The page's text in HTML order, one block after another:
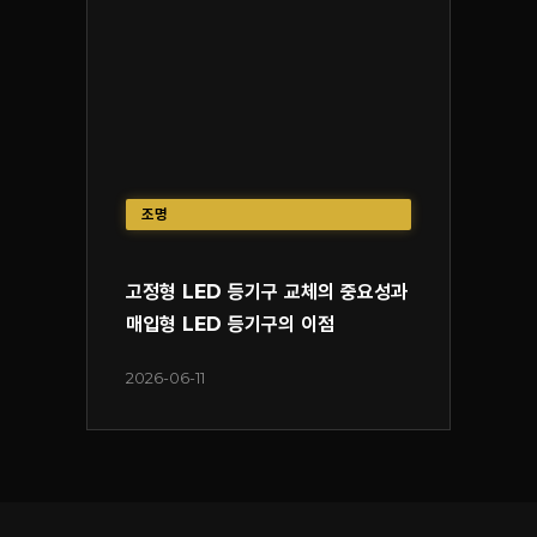
조명
고정형 LED 등기구 교체의 중요성과
매입형 LED 등기구의 이점
2026-06-11